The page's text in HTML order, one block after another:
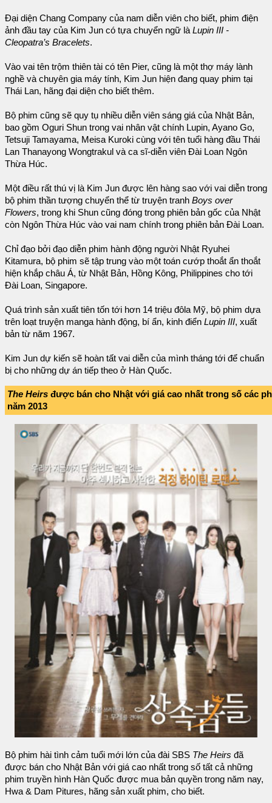
Đại diện Chang Company của nam diễn viên cho biết, phim điện
ảnh đầu tay của Kim Jun có tựa chuyển ngữ làLupin III -
Cleopatra’s Bracelets.
Vào vai tên trộm thiên tài có tên Pier, cũng là một thợ máy lành
nghề và chuyên gia máy tính, Kim Jun hiện đang quay phim tại
Thái Lan, hãng đại diện cho biết thêm.
Bộ phim cũng sẽ quy tụ nhiều diễn viên sáng giá của Nhật Bản,
bao gồm Oguri Shun trong vai nhân vật chính Lupin, Ayano Go,
Tetsuji Tamayama, Meisa Kuroki cùng với tên tuổi hàng đầu Thái
Lan Thanayong Wongtrakul và ca sĩ-diễn viên Đài Loan Ngôn
Thừa Húc.
Một điều rất thú vị là Kim Jun được lên hàng sao với vai diễn trong
bộ phim thần tượng chuyển thể từ truyện tranh Boys over
Flowers, trong khi Shun cũng đóng trong phiên bản gốc của Nhật
còn Ngôn Thừa Húc vào vai nam chính trong phiên bản Đài Loan.
Chỉ đạo bởi đạo diễn phim hành động người Nhật Ryuhei
Kitamura, bộ phim sẽ tập trung vào một toán cướp thoắt ẩn thoắt
hiện khắp châu Á, từ Nhật Bản, Hồng Kông, Philippines cho tới
Đài Loan, Singapore.
Quá trình sản xuất tiên tốn tới hơn 14 triệu đôla Mỹ, bộ phim dựa
trên loạt truyện manga hành động, bí ẩn, kinh điển Lupin III, xuất
bản từ năm 1967.
Kim Jun dự kiến sẽ hoàn tất vai diễn của mình tháng tới để chuẩn
bị cho những dự án tiếp theo ở Hàn Quốc.
The Heirs được bán cho Nhật với giá cao nhất trong số các
năm 2013
Bộ phim hài tình cảm tuổi mới lớn của đài SBS The Heirs đã
được bán cho Nhật Bản với giá cao nhất trong số tất cả những
phim truyền hình Hàn Quốc được mua bản quyền trong năm nay,
Hwa & Dam Pitures, hãng sản xuất phim, cho biết.